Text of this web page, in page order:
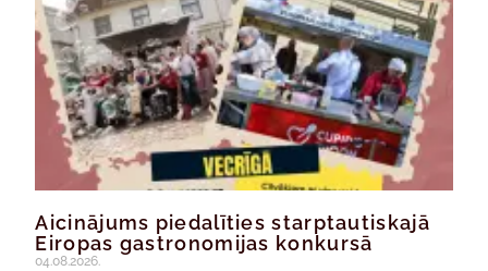
Aicinājums piedalīties starptautiskajā
Eiropas gastronomijas konkursā
04.08.2026.